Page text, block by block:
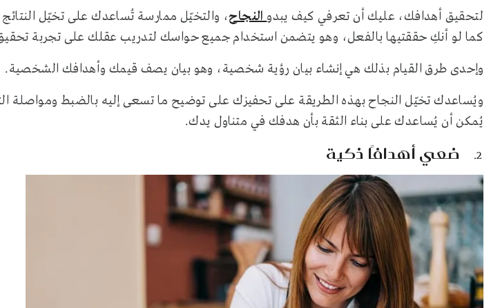
لتحقيق أهدافك، عليك أن تعرفي كيف يبدوالنجاح، والتخيّل ممارسة تُساعدك على تخيّل النتائج
كما لو أنكِ حققتيها بالفعل، وهو يتضمن استخدام جميع حواسك لتدريب عقلك على تجربة
وإحدى طرق القيام بذلك هي إنشاء بيان رؤية شخصية، وهو بيان يصف قيمك وأهدافك الشخصية.
ويُساعدك تخيّل النجاح بهذه الطريقة على تحفيزك على توضيح ما تسعى إليه بالضبط ومواصلة
يُمكن أن يُساعدك على بناء الثقة بأن هدفك في متناول يدك.
ضعي أهدافًا ذكية